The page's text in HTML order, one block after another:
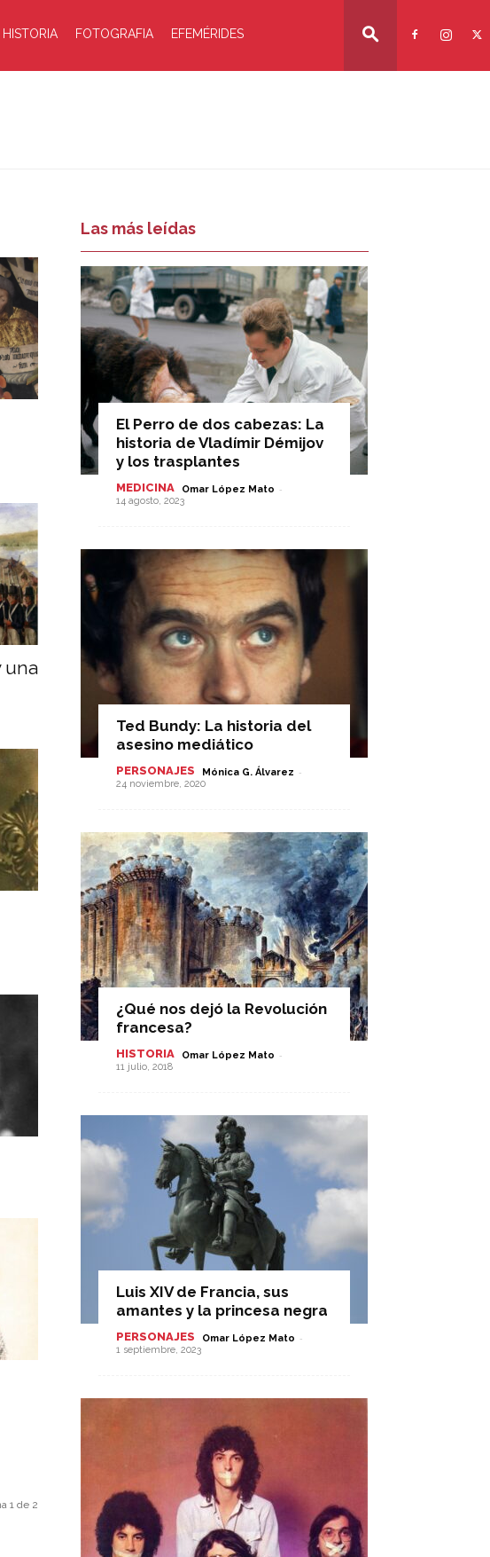
HISTORIA FOTOGRAFIA EFEMÉRIDES
una
1 de 2
Las más leídas
El Perro de dos cabezas: La
historia de Vladímir Démijov
y los trasplantes
MEDICINA Omar López Mato -
14 agosto, 2023
Ted Bundy: La historia del
asesino mediático
PERSONAJES Mónica G. Álvarez -
24 noviembre, 2020
¿Qué nos dejó la Revolución
francesa?
HISTORIA Omar López Mato -
11 julio, 2018
Luis XIV de Francia, sus
amantes y la princesa negra
PERSONAJES Omar López Mato -
1 septiembre, 2023